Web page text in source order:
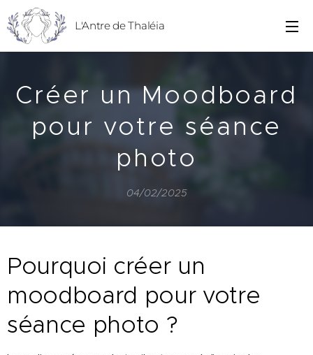
L'Antre de Thaléia
Créer un Moodboard
pour votre séance
photo
04/02/2025
Pourquoi créer un
moodboard pour votre
séance photo ?